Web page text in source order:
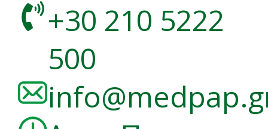
+30 210 5222
500